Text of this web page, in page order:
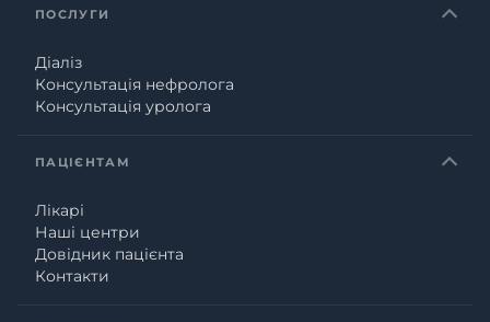
ПОСЛУГИ
Діаліз
Консультація нефролога
Консультація уролога
ПАЦІЄНТАМ
Лікарі
Наші центри
Довідник пацієнта
Контакти